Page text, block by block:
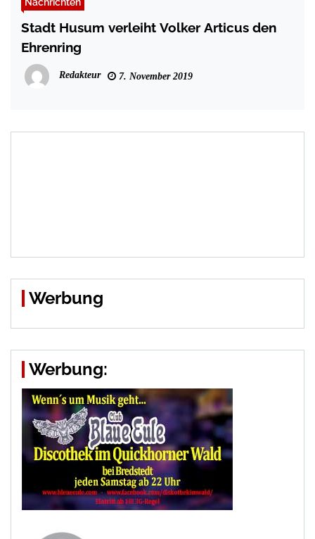
Stadt Husum verleiht Volker Articus den
Ehrenring
Redakteur 7. November 2019
Werbung
Werbung: